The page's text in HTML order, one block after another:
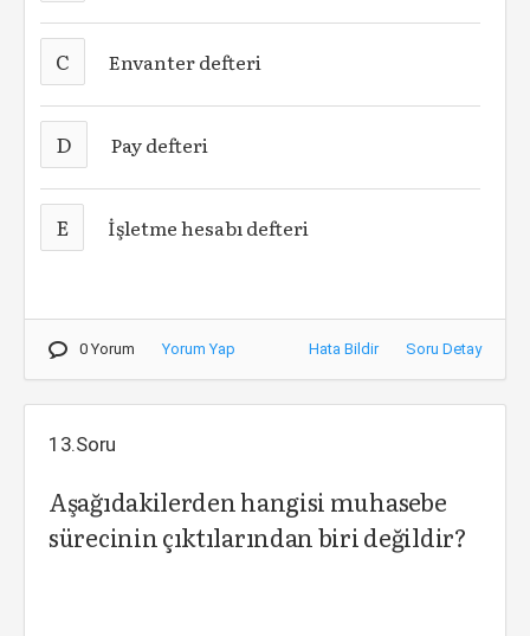
C Envanter defteri
D Pay defteri
E İşletme hesabı defteri
0 Yorum Yorum Yap Hata Bildir Soru Detay
13.Soru
Aşağıdakilerden hangisi muhasebe
sürecinin çıktılarından biri değildir?